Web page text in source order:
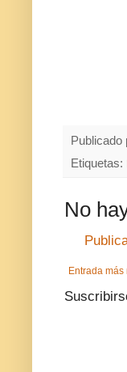
Publicado
Etiquetas:
No
Entrada más